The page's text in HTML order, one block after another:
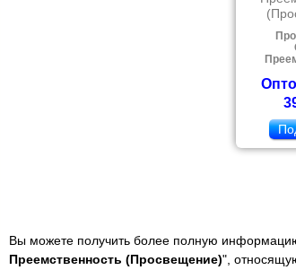
Вы можете получить более полную
Преемственность (Просвещение)",